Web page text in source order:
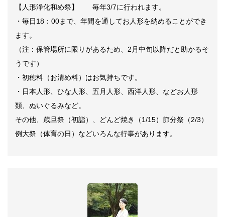
【人形浄化和め祭】 毎年3/7に行われます。
・毎日18 ： 00まで、 年間を通してお人形を納めることができ
ます。
（注：保管場所に限りがあるため、 2 月中旬以降だと助かるそ
うです）
・初穂料（お清め料）はお気持ちです。
・日本人形、ひな人形、五月人形、西洋人形、などお人形
類、ぬいぐるみなど。
その他、歳旦祭（初詣）、どんど焼き（1/15）節分祭（2/3）
例大祭（体育の日）などいろんな行事があります。